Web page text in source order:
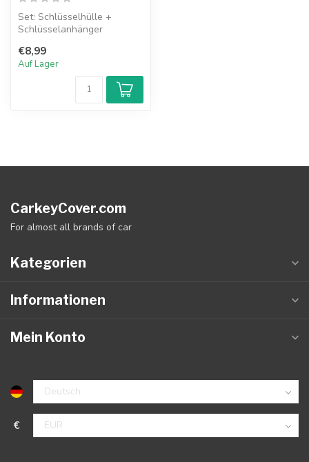
Set: Schlüsselhülle +
Schlüsselanhänger
€8,99
Auf Lager
CarkeyCover.com
For almost all brands of car
Kategorien
Informationen
Mein Konto
€